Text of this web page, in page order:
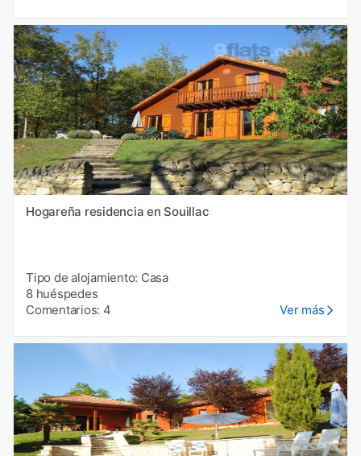
Hogareña residencia en Souillac
Tipo de alojamiento: Casa
8 huéspedes
Comentarios: 4
Ver más